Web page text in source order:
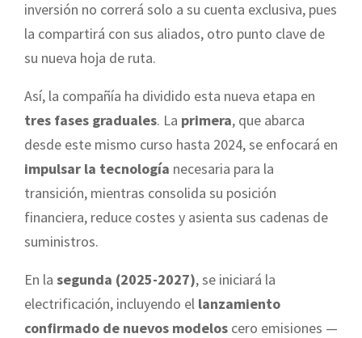
inversión no correrá solo a su cuenta exclusiva, pues
la compartirá con sus aliados, otro punto clave de
su nueva hoja de ruta.
Así, la compañía ha dividido esta nueva etapa en
tres fases graduales. La primera, que abarca
desde este mismo curso hasta 2024, se enfocará en
impulsar la tecnología necesaria para la
transición, mientras consolida su posición
financiera, reduce costes y asienta sus cadenas de
suministros.
En la segunda (2025-2027), se iniciará la
electrificación, incluyendo el lanzamiento
confirmado de nuevos modelos cero emisiones —